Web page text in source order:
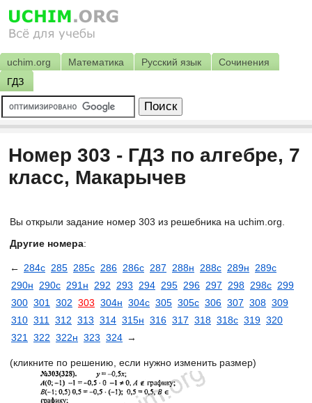
uchim.org Математика Русский язык
Сочинения
ГДЗ
Номер 303 - ГДЗ по алгебре, 7
класс, Макарычев
Вы открыли задание номер 303 из решебника на uchim.org.
Другие номера:
← 284с 285 285с 286 286с 287 288н 288с 289н
289с
290н
290с 291н 292 293 294 295 296 297 298 298с 299
300 301 302 303 304н 304с 305 305с 306 307 308 309
310 311 312 313 314 315н 316 317 318 318с 319 320
321
322 322н 323 324 →
(кликните по решению, если нужно изменить размер)